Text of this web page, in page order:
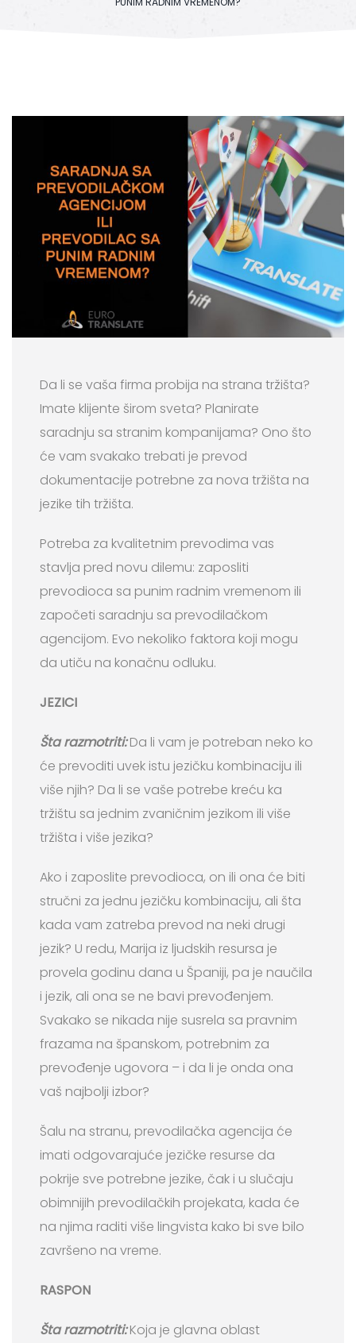
Da li se vaša firma probija na strana tržišta?
Imate klijente širom sveta? Planirate
saradnju sa stranim kompanijama? Ono što
će vam svakako trebati je prevod
dokumentacije potrebne za nova tržišta na
jezike tih tržišta.
Potreba za kvalitetnim prevodima vas
stavlja pred novu dilemu: zaposliti
prevodioca sa punim radnim vremenom ili
započeti saradnju sa prevodilačkom
agencijom. Evo nekoliko faktora koji mogu
da utiču na konačnu odluku.
JEZICI
Šta razmotriti:Da li vam je potreban neko ko
će prevoditi uvek istu jezičku kombinaciju ili
više njih? Da li se vaše potrebe kreću ka
tržištu sa jednim zvaničnim jezikom ili više
tržišta i više jezika?
Ako i zaposlite prevodioca, on ili ona će biti
stručni za jednu jezičku kombinaciju, ali šta
kada vam zatreba prevod na neki drugi
jezik? U redu, Marija iz ljudskih resursa je
provela godinu dana u Španiji, pa je naučila
i jezik, ali ona se ne bavi prevođenjem.
Svakako se nikada nije susrela sa pravnim
frazama na španskom, potrebnim za
prevođenje ugovora – i da li je onda ona
vaš najbolji izbor?
Šalu na stranu, prevodilačka agencija će
imati odgovarajuće jezičke resurse da
pokrije sve potrebne jezike, čak i u slučaju
obimnijih prevodilačkih projekata, kada će
na njima raditi više lingvista kako bi sve bilo
završeno na vreme.
RASPON
Šta razmotriti:Koja je glavna oblast